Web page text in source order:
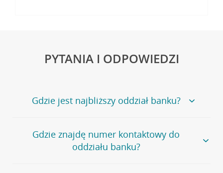
PYTANIA I ODPOWIEDZI
Gdzie jest najbliższy oddział banku?
Jeśli szukasz oddziału naszego banku, zapraszamy na
stronęPlacówki i bankomaty, na której znajduje się
wygodna wyszukiwarka.
Gdzie znajdę numer kontaktowy do
oddziału banku?